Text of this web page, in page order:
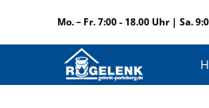
Mo. – Fr. 7:00 - 18.00 Uhr | Sa.